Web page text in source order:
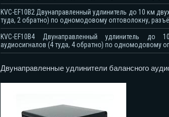
KVC-EF10B2 Двунаправленный удлинитель до 10 км
туда, 2 обратно) по одномодовому оптоволокну,
KVC-EF10B4 Двунаправленный удлинитель
аудиосигналов (4 туда, 4 обратно) по одномодовому
Двунаправленные удлинители балансного